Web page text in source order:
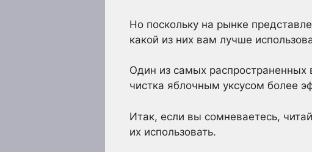
Но поскольку на рынке
какой из них вам лучше
Один из самых распространенных
чистка яблочным уксусом более
Итак, если вы сомневаетесь,
их использовать.